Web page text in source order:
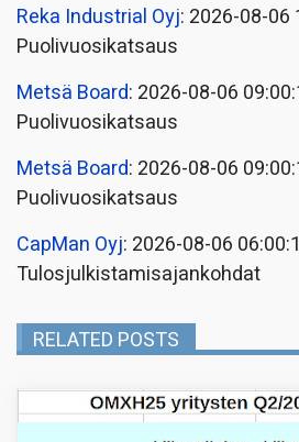
Reka Industrial Oyj: 2026-08-06
Puolivuosikatsaus
Metsä Board: 2026-08-06
Puolivuosikatsaus
Metsä Board: 2026-08-06
Puolivuosikatsaus
CapMan Oyj: 2026-08-06
Tulosjulkistamisajankohdat
RELATED POSTS